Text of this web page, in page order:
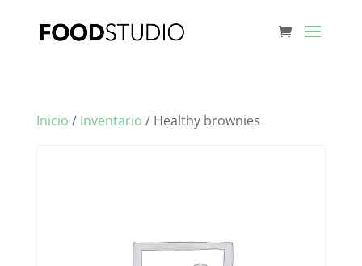
Inicio / Inventario / Healthy brownies